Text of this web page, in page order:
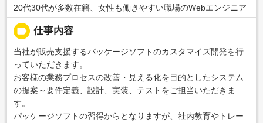
20代30代が多数在籍、女性も働きやすい職場のWebエンジニア
label 仕事内容
当社が販売支援するパッケージソフトのカスタマイズ開発を行
っていただきます。
お客様の業務プロセスの改善・見える化を目的としたシステム
の提案～要件定義、設計、実装、テストをご担当いただきま
す。
パッケージソフトの習得からとなりますが、社内教育やトレー